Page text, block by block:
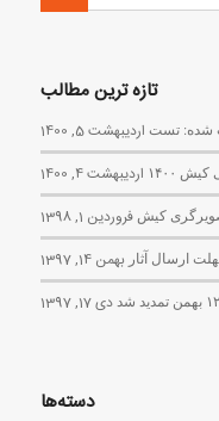
تازه ترین مطالب
شده: تست اردیبهشت 5, 1400
۱۴۰۰ اردیبهشت 4, 1400
کیش فروردین 1, 1398
ارسال آثار بهمن 14, 1397
دی 17, 1397
دسته‌ها